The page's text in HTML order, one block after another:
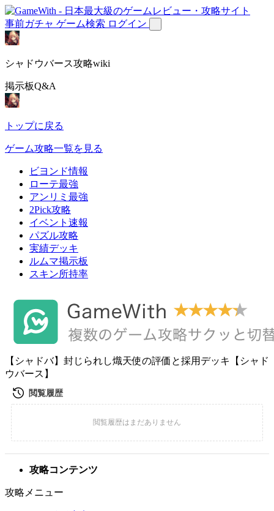
事前ガチャ ゲーム検索 ログイン
シャドウバース攻略wiki
掲示板Q&A
トップに戻る
ゲーム攻略一覧を見る
ビヨンド情報
ローテ最強
アンリミ最強
2Pick攻略
イベント速報
パズル攻略
実績デッキ
ルムマ掲示板
スキン所持率
【シャドバ】封じられし熾天使の評価と採用デッキ【シャド
ウバース】
攻略コンテンツ
攻略メニュー